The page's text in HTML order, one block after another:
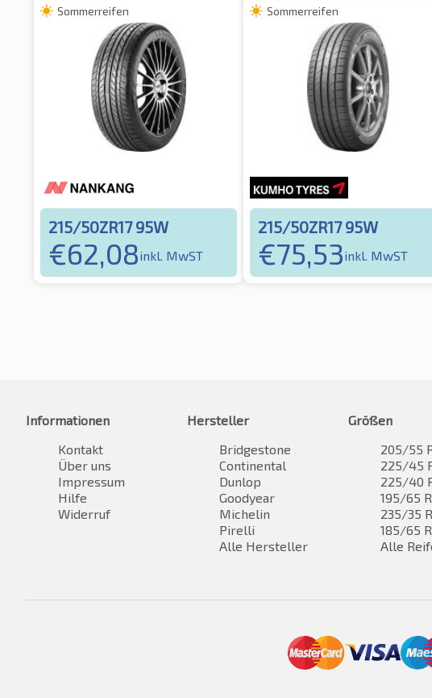
Sommerreifen
215/50ZR17 95W
€62,08inkl. MwST
Sommerreifen
215/50ZR17 95W
€75,53inkl. MwST
Informationen
Kontakt
Über uns
Impressum
Hilfe
Widerruf
Hersteller
Bridgestone
Continental
Dunlop
Goodyear
Michelin
Pirelli
Alle Hersteller
Größen
205/55
225/45
225/40
195/65
235/35
185/65
Alle